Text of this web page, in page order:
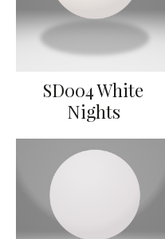
SD004 White
Nights